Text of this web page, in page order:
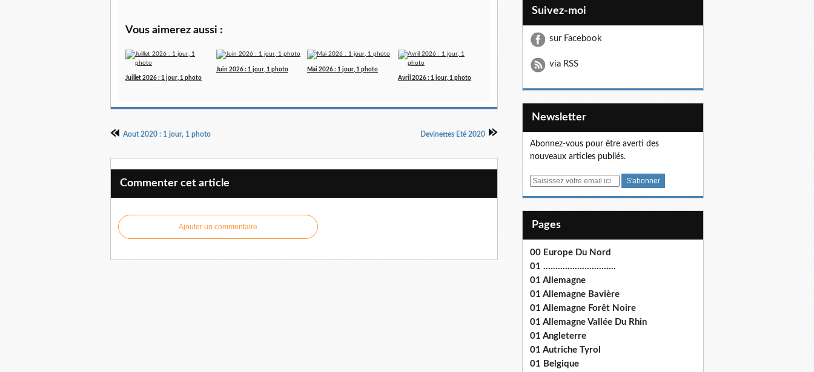
Vous aimerez aussi :
Juillet 2026 : 1 jour, 1 photo
Juin 2026 : 1 jour, 1 photo
Mai 2026 : 1 jour, 1 photo
Avril 2026 : 1 jour, 1 photo
Aout 2020 : 1 jour, 1 photo Devinettes Eté 2020
Commenter cet article
Ajouter un commentaire
Suivez-moi
sur Facebook
via RSS
Newsletter
Abonnez-vous pour être averti des
nouveaux articles publiés.
E
Pages
00 Europe Du Nord
01 ..............................
01 Allemagne
01 Allemagne Bavière
01 Allemagne Forêt Noire
01 Allemagne Vallée Du Rhin
01 Angleterre
01 Autriche Tyrol
01 Belgique